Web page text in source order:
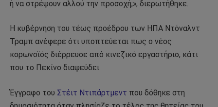
ή να στρέψουν αλλού την προσοχή;», διερωτήθηκε.
Η κυβέρνηση του τέως προέδρου των ΗΠΑ Ντόναλντ
Τραμπ ανέφερε ότι υποπτεύεται πως ο νέος
κορωνοϊός διέρρευσε από κινεζικό εργαστήριο, κάτι
που το Πεκίνο διαψεύδει.
Έγγραφο του Στέιτ Ντιπάρτμεντ που δόθηκε στη